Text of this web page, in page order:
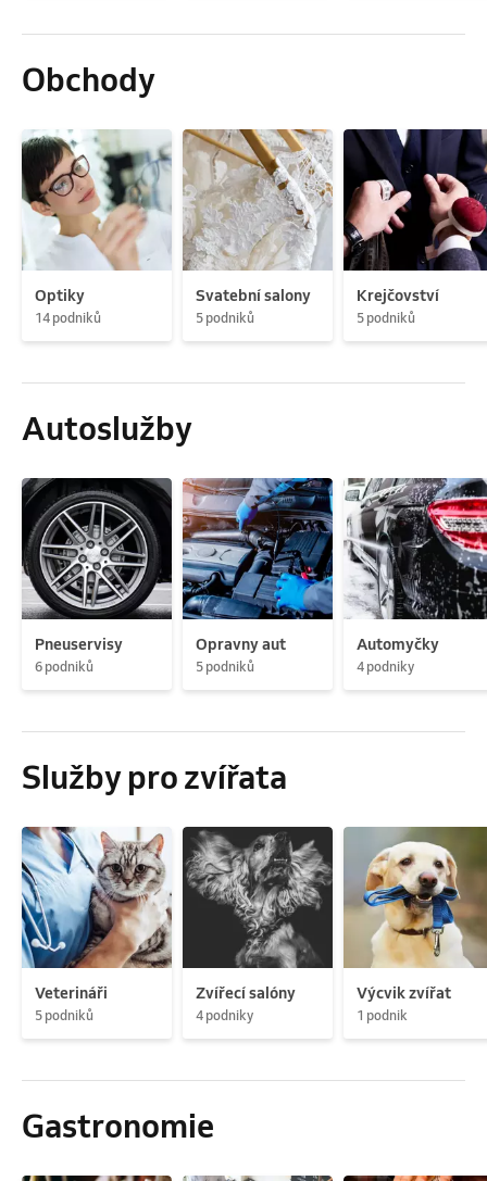
Obchody
Optiky
14 podniků
Svatební salony
5 podniků
Krejčovství
5 podniků
Autoslužby
Pneuservisy
6 podniků
Opravny aut
5 podniků
Automyčky
4 podniky
Služby pro zvířata
Veterináři
5 podniků
Zvířecí salóny
4 podniky
Výcvik zvířat
1 podnik
Gastronomie